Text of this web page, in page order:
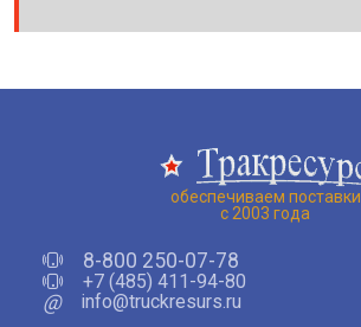
обеспечиваем поставки
с 2003 года
8-800 250-07-78
+7 (485) 411-94-80
@
info@truckresurs.ru